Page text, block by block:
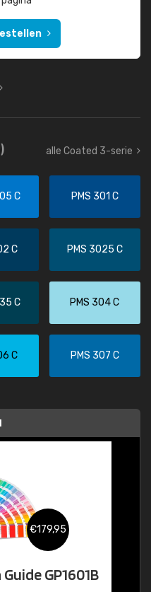
alle Coated 3-serie
C PMS 301 C
C PMS 3025 C
C PMS 304 C
C PMS 307 C
€179,95
GP1601B